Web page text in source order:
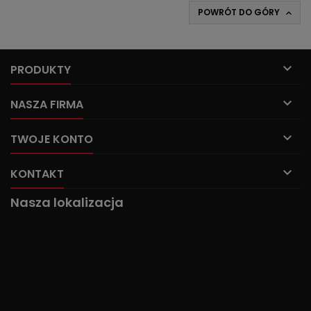
POWRÓT DO GÓRY 
PRODUKTY 
NASZA FIRMA 
TWOJE KONTO 
KONTAKT 
Nasza lokalizacja